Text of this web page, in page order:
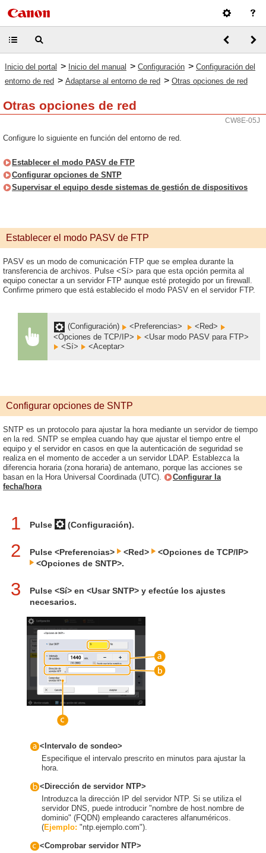
Inicio del portal > Inicio del manual > Configuración > Configuración del
entorno de red > Adaptarse al entorno de red > Otras opciones de red
Otras opciones de red
CW8E-05J
Configure lo siguiente en función del entorno de red.
Establecer el modo PASV de FTP
Configurar opciones de SNTP
Supervisar el equipo desde sistemas de gestión de dispositivos
Establecer el modo PASV de FTP
PASV es un modo de comunicación FTP que se emplea durante la
transferencia de archivos. Pulse <Sí> para que esta opción permita al
equipo conectar a un servidor FTP aunque esté protegido por un firewall.
Confirme primero que está establecido el modo PASV en el servidor FTP.
(Configuración) <Preferencias>
<Red>
<Opciones de TCP/IP>
<Usar modo PASV para FTP>
<Sí>
<Aceptar>
Configurar opciones de SNTP
SNTP es un protocolo para ajustar la hora mediante un servidor de tiempo
en la red. SNTP se emplea cuando hay que ajustar el tiempo entre el
equipo y el servidor en casos en que la autenticación de seguridad se
realiza en el momento de acceder a un servidor LDAP. Establezca la
diferencia horaria (zona horaria) de antemano, porque las acciones se
basan en la Hora Universal Coordinada (UTC).
Configurar la
fecha/hora
1 Pulse (Configuración).
2 Pulse <Preferencias> <Red>
<Opciones de TCP/IP>
<Opciones de SNTP>.
3
Pulse <Sí> en <Usar SNTP> y efectúe los ajustes
necesarios.
<Intervalo de sondeo>
Especifique el intervalo prescrito en minutos para ajustar la
hora.
<Dirección de servidor NTP>
Introduzca la dirección IP del servidor NTP. Si se utiliza el
servidor DNS, puede introducir "nombre de host.nombre de
dominio" (FQDN) empleando caracteres alfanuméricos.
(Ejemplo: "ntp.ejemplo.com").
<Comprobar servidor NTP>